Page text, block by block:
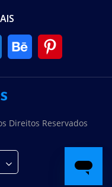
Direitos Reservados